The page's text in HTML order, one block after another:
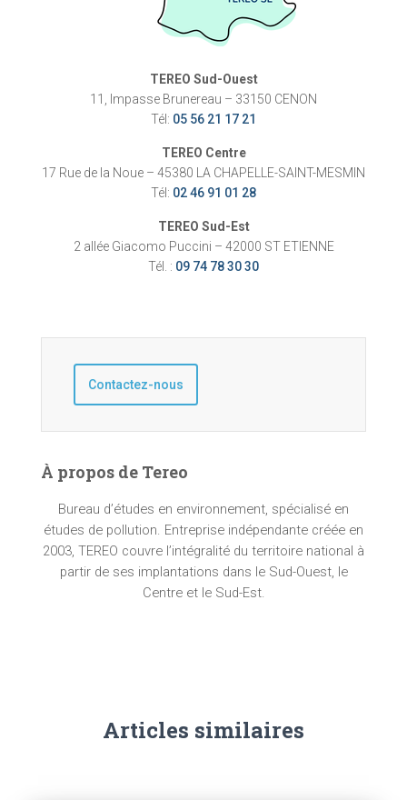
TEREO Sud-Ouest
11, Impasse Brunereau – 33150 CENON
Tél: 05 56 21 17 21
TEREO Centre
17 Rue de la Noue – 45380 LA CHAPELLE-SAINT-MESMIN
Tél: 02 46 91 01 28
TEREO Sud-Est
2 allée Giacomo Puccini – 42000 ST ETIENNE
Tél. : 09 74 78 30 30
Contactez-nous
À propos de Tereo
Bureau d’études en environnement, spécialisé en
études de pollution. Entreprise indépendante créée en
2003, TEREO couvre l’intégralité du territoire national à
partir de ses implantations dans le Sud-Ouest, le
Centre et le Sud-Est.
Articles similaires